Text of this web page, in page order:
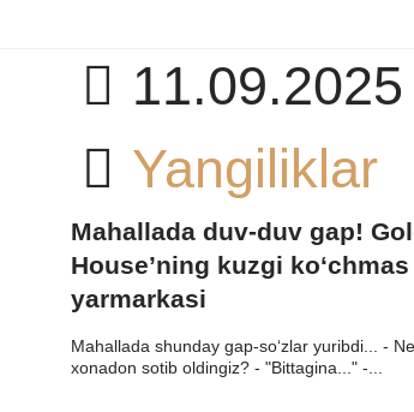
11.09.2025
Yangiliklar
Mahallada duv-duv gap!
House’ning kuzgi
yarmarkasi
Mahallada shunday gap-so‘zlar yuribdi... -
xonadon sotib oldingiz? - "Bittagina..." -...